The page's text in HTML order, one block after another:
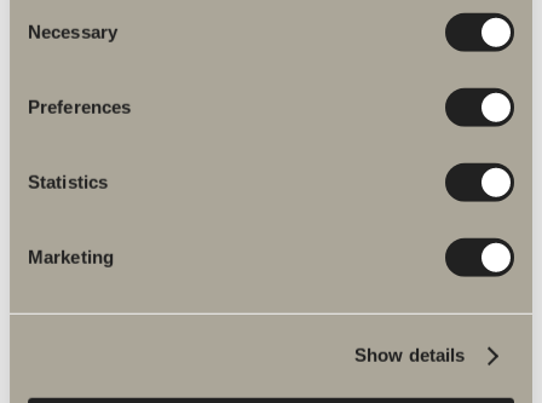
Selection
Necessary
Preferences
Statistics
Marketing
Show details